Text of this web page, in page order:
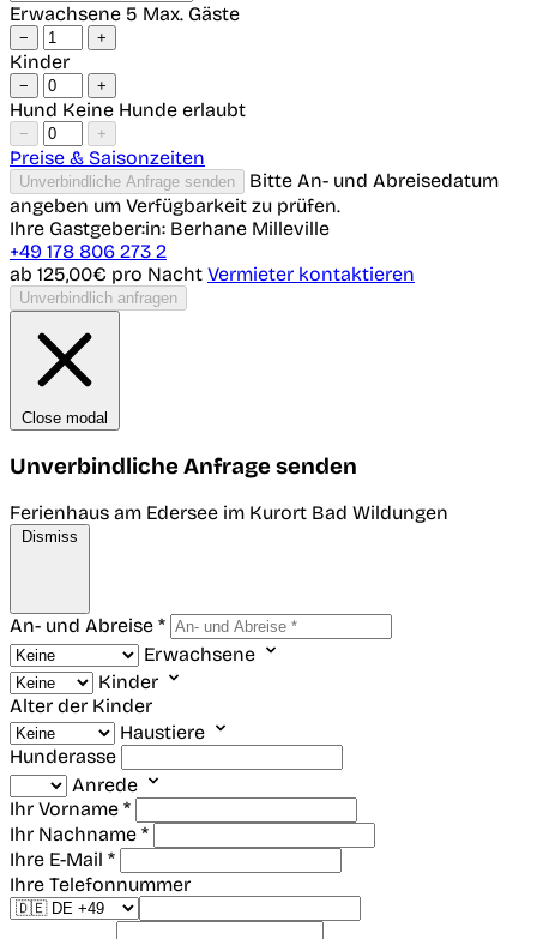
Erwachsene 5 Max. Gäste
− +
Kinder
− +
Hund Keine Hunde erlaubt
− +
Preise & Saisonzeiten
Unverbindliche Anfrage senden
Bitte An- und Abreisedatum
angeben um Verfügbarkeit zu prüfen.
Ihre Gastgeber:in: Berhane Milleville
+49 178 806 273 2
ab 125,00€ pro Nacht Vermieter kontaktieren
Unverbindlich anfragen
Close modal
Unverbindliche Anfrage senden
Ferienhaus am Edersee im Kurort Bad Wildungen
Dismiss
An- und Abreise *
Erwachsene
Kinder
Alter der Kinder
Haustiere
Hunderasse
Anrede
Ihr Vorname *
Ihr Nachname *
Ihre E-Mail *
Ihre Telefonnummer